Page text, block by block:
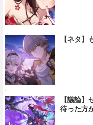
【ネタ
【議論
待った方